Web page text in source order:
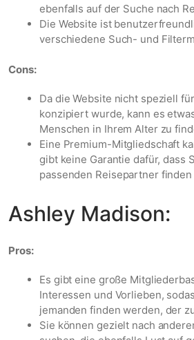
ebenfalls auf der Suche nach
Die Website ist
verschiedene Such- und
Cons:
Da die Website nicht speziell
konzipiert wurde, kann es
Menschen in Ihrem Alter zu
Eine Premium-Mitgliedschaft
gibt keine Garantie dafür, dass
passenden Reisepartner
Ashley Madison:
Pros:
Es gibt eine große
Interessen und Vorlieben,
jemanden finden werden, der
Sie können gezielt nach